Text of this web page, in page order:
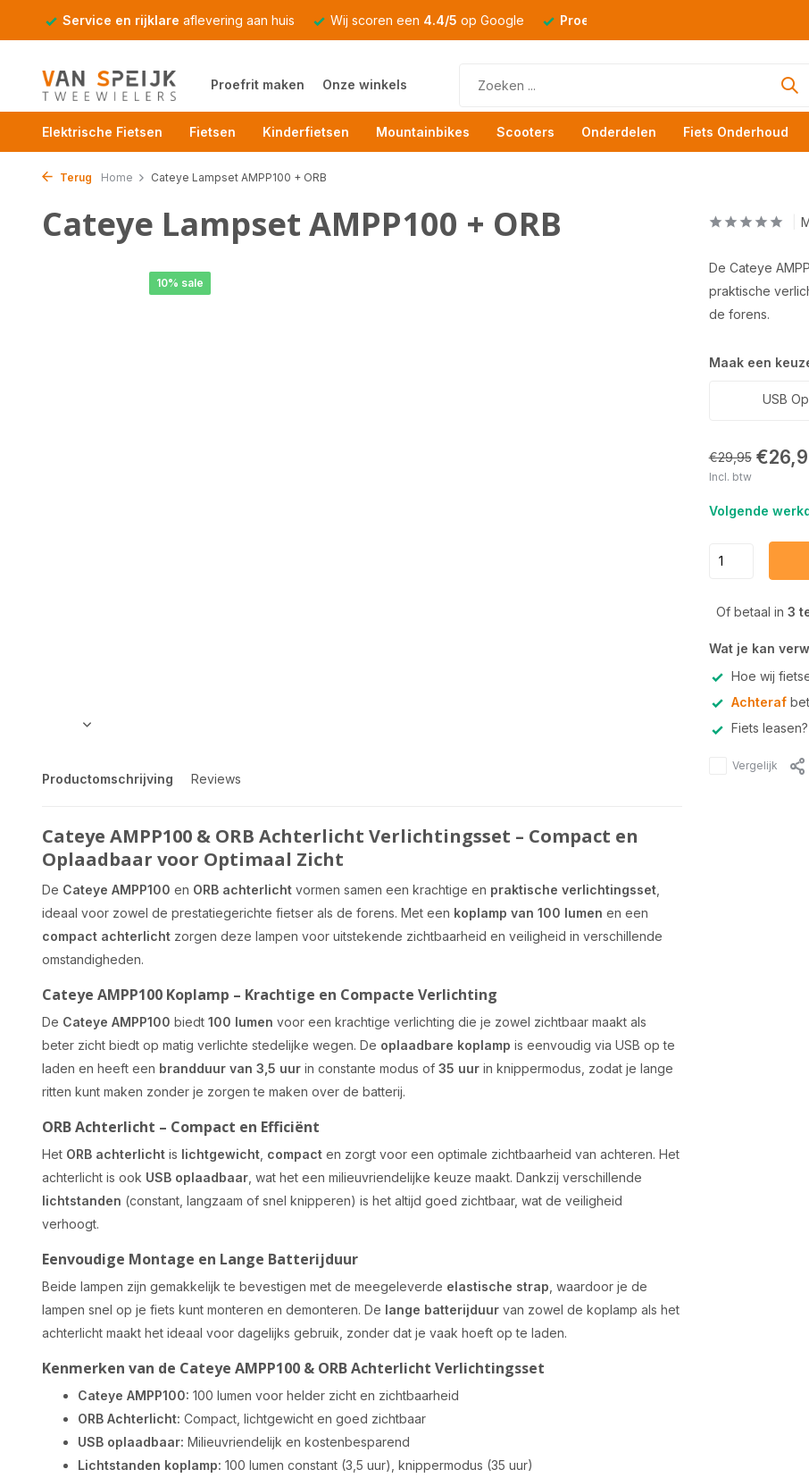
Service en rijklare aflevering aan huis Wij scoren een 4.4/5 op Google Proefrit
Proefrit maken Onze winkels
Elektrische Fietsen Fietsen Kinderfietsen Mountainbikes Scooters Onderdelen Fiets Onderhoud
Terug Home Cateye Lampset AMPP100 + ORB
Cateye Lampset AMPP100 + ORB
10% sale
Productomschrijving Reviews
Cateye AMPP100 & ORB Achterlicht Verlichtingsset – Compact en
Oplaadbaar voor Optimaal Zicht
De Cateye AMPP100 en ORB achterlicht vormen samen een krachtige en praktische verlichtingsset
ideaal voor zowel de prestatiegerichte fietser als de forens. Met een koplamp van 100 lumen en een
compact achterlicht zorgen deze lampen voor uitstekende zichtbaarheid en veiligheid in verschillende
omstandigheden.
Cateye AMPP100 Koplamp – Krachtige en Compacte Verlichting
De Cateye AMPP100 biedt 100 lumen voor een krachtige verlichting die je zowel zichtbaar maakt als
beter zicht biedt op matig verlichte stedelijke wegen. De oplaadbare koplamp is eenvoudig via USB op te
laden en heeft een brandduur van 3,5 uur in constante modus of 35 uur in knippermodus, zodat je lange
ritten kunt maken zonder je zorgen te maken over de batterij.
ORB Achterlicht – Compact en Efficiënt
Het ORB achterlicht is lichtgewicht compact en zorgt voor een optimale zichtbaarheid van achteren. Het
achterlicht is ook USB oplaadbaar , wat het een milieuvriendelijke keuze maakt. Dankzij verschillende
lichtstanden (constant, langzaam of snel knipperen) is het altijd goed zichtbaar, wat de veiligheid
verhoogt.
Eenvoudige Montage en Lange Batterijduur
Beide lampen zijn gemakkelijk te bevestigen met de meegeleverde elastische strap , waardoor je de
lampen snel op je fiets kunt monteren en demonteren. De lange batterijduur van zowel de koplamp als het
achterlicht maakt het ideaal voor dagelijks gebruik, zonder dat je vaak hoeft op te laden.
Kenmerken van de Cateye AMPP100 & ORB Achterlicht Verlichtingsset
Cateye AMPP100: 100 lumen voor helder zicht en zichtbaarheid
ORB Achterlicht: Compact, lichtgewicht en goed zichtbaar
USB oplaadbaar: Milieuvriendelijk en kostenbesparend
Lichtstanden koplamp: 100 lumen constant (3,5 uur), knippermodus (35 uur)
De Cateye
praktische
de forens.
Maak een
USB
€29,95
Incl. btw
Volgende
Of betaal in 3
Wat je kan
Hoe wij
Achteraf
Fiets
Vergelijk